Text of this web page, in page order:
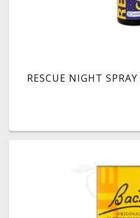
RESCUE NIGHT